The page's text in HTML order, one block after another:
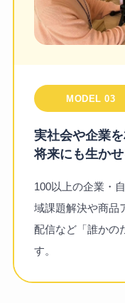
MODEL 03
実社会や企業
将来にも生か
100以上の企業・
域課題解決や商品
配信など「誰かの
す。